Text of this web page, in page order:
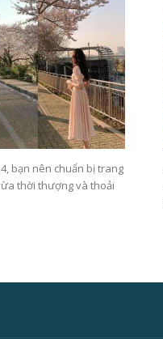
bạn nên chuẩn bị trang
thời thượng và thoải